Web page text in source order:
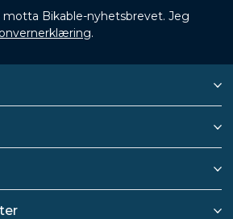
motta Bikable-nyhetsbrevet. Jeg
.